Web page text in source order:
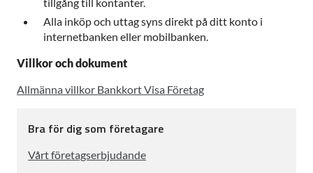
Alla inköp och uttag syns direkt på ditt konto i
internetbanken eller mobilbanken.
Villkor och dokument
Allmänna villkor Bankkort Visa Företag
Bra för dig som företagare
Vårt företagserbjudande